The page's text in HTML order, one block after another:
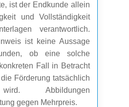
ist der Endkunde allein
und Vollständigkeit
verantwortlich.
ist keine Aussage
ob eine solche
Fall in Betracht
Förderung tatsächlich
Abbildungen
gegen Mehrpreis.